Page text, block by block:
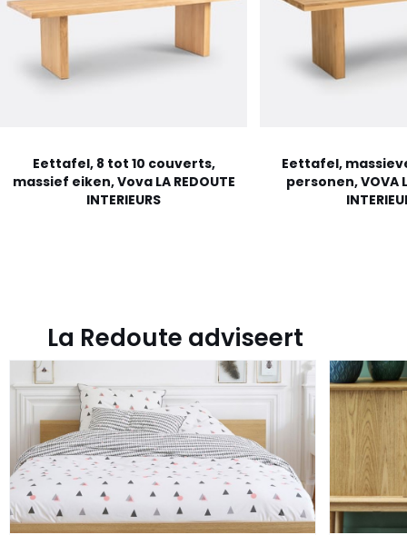
Eettafel, 8 tot 10 couverts,
massief eiken, Vova LA REDOUTE
INTERIEURS
Eettafel,
personen, VOVA
La Redoute adviseert